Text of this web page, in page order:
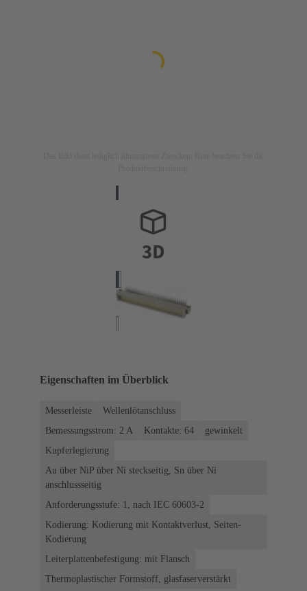
Eigenschaften im Überblick
Messerleiste
Wellenlötanschluss
Bemessungsstrom: ‌2 A
Kontakte: 64
gewinkelt
Kupferlegierung
Au über NiP über Ni steckseitig, Sn über Ni
anschlussseitig
Anforderungsstufe: 1, nach IEC 60603-2
Kodierung: Kodierung mit Kontaktverlust, Seiten-
Kodierung
Leiterplattenbefestigung: mit Flansch
Thermoplastischer Formstoff, glasfaserverstärkt